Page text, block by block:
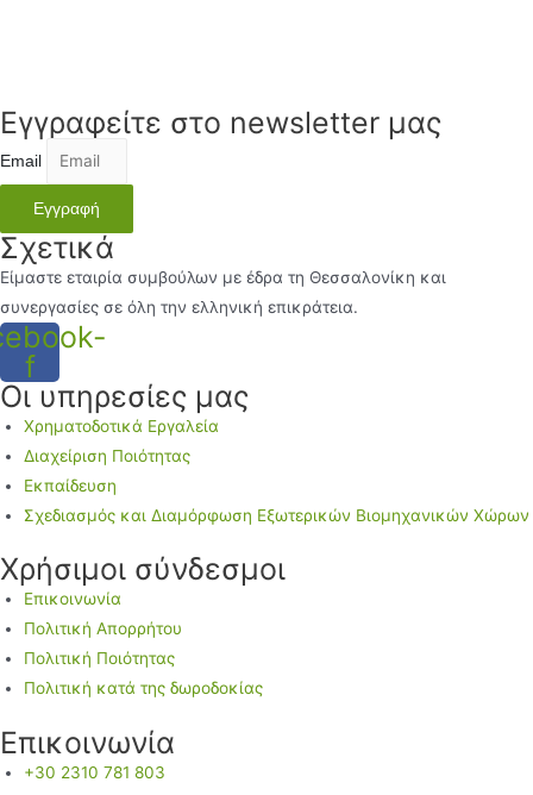
Εγγραφείτε στο newsletter μας
Email
Εγγραφή
Σχετικά
Είμαστε εταιρία συμβούλων με έδρα τη Θεσσαλονίκη και
συνεργασίες σε όλη την ελληνική επικράτεια.
f
Οι υπηρεσίες μας
Χρηματοδοτικά Εργαλεία
Διαχείριση Ποιότητας
Εκπαίδευση
Σχεδιασμός και Διαμόρφωση Εξωτερικών Βιομηχανικών Χώρων
Χρήσιμοι σύνδεσμοι
Επικοινωνία
Πολιτική Απορρήτου
Πολιτική Ποιότητας
Πολιτική κατά της δωροδοκίας
Επικοινωνία
+30 2310 781 803